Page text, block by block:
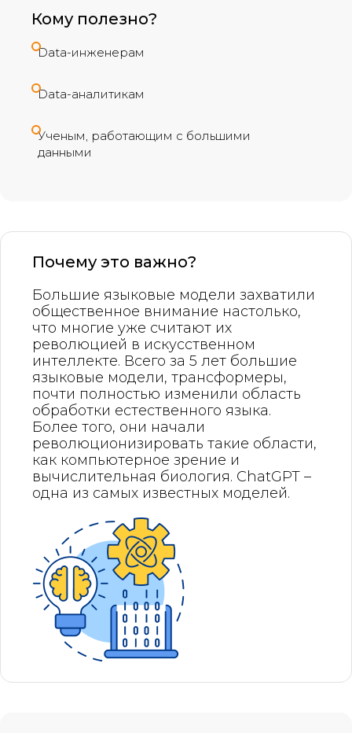
Кому полезно?
Data-инженерам
Data-аналитикам
Ученым, работающим с большими
данными
Почему это важно?
Большие языковые модели захватили
общественное внимание настолько,
что многие уже считают их
революцией в искусственном
интеллекте. Всего за 5 лет большие
языковые модели, трансформеры,
почти полностью изменили область
обработки естественного языка.
Более того, они начали
революционизировать такие области,
как компьютерное зрение и
вычислительная биология. ChatGPT –
одна из самых известных моделей.